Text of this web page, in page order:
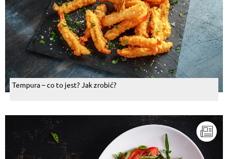
Tempura – co to jest? Jak zrobić?